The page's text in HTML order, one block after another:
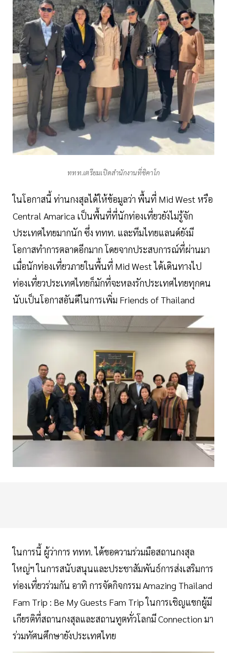
ททท.เตรียมเปิดสำนักงานที่ชิคาโก
ในโอกาสนี้ ท่านกงสุลได้ให้ข้อมูลว่า พื้นที่ Mid West หรือ
Central Amarica เป็นพื้นที่ที่นักท่องเที่ยวยังไม่รู้จัก
ประเทศไทยมากนัก ซึ่ง ททท. และทีมไทยแลนด์ยังมี
โอกาสทำการตลาดอีกมาก โดยจากประสบการณ์ที่ผ่านมา
เมื่อนักท่องเที่ยวภายในพื้นที่ Mid West ได้เดินทางไป
ท่องเที่ยวประเทศไทยก็มักที่จะหลงรักประเทศไทยทุกคน
นับเป็นโอกาสอันดีในการเพิ่ม Friends of Thailand
ในการนี้ ผู้ว่าการ ททท. ได้ขอความร่วมมือสถานกงสุล
ใหญ่ฯ ในการสนับสนุนและประชาสัมพันธ์การส่งเสริมการ
ท่องเที่ยวร่วมกัน อาทิ การจัดกิจกรรม Amazing Thailand
Fam Trip : Be My Guests Fam Trip ในการเชิญแขกผู้มี
เกียรติที่สถานกงสุลและสถานทูตทั่วโลกมี Connection มา
ร่วมทัศนศึกษายังประเทศไทย